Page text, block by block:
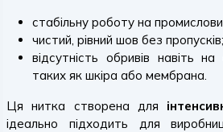
стабільну роботу на
чистий, рівний шов без пропусків;
відсутність обривів навіть
таких як шкіра або мембрана.
Ця нитка створена для
ідеально підходить для